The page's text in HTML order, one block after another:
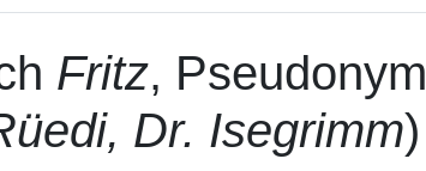
Fritz, Pseudonym
Dr. Isegrimm)